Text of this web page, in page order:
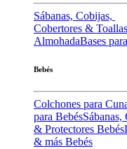
Sábanas, Cobijas,
Cobertores & Toallas
AlmohadaBases
Bebés
Colchones para
para BebésSábanas,
& Protectores Bebés
& más Bebés